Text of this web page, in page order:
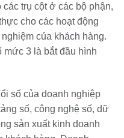
trụ cột ở các bộ phận,
cho các hoạt động
của khách hàng.
mức 3 là bắt đầu hình
số của doanh nghiệp
số, công nghệ số, dữ
sản xuất kinh doanh